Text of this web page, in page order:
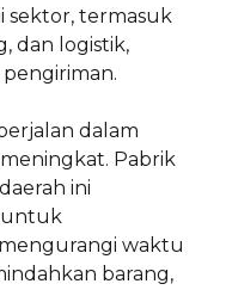
sektor, termasuk
dan logistik,
dalam
Pabrik
ini
untuk
waktu
barang,